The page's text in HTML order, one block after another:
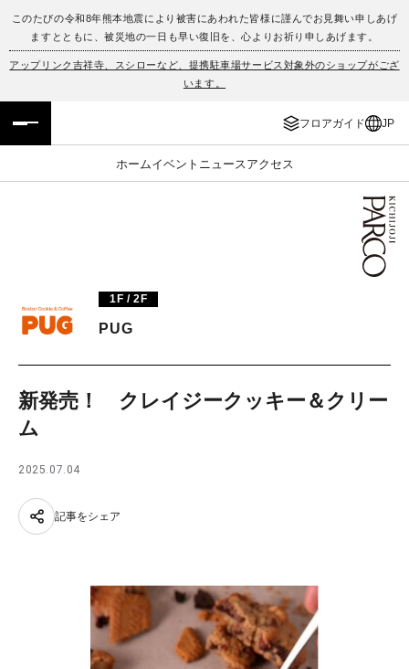
このたびの令和8年熊本地震により被害にあわれた皆様に謹んでお見舞い申しあげ
ますとともに、被災地の一日も早い復旧を、心よりお祈り申しあげます。
アップリンク吉祥寺、スシローなど、提携駐車場サービス対象外のショップがござ
います。
フロアガイド JP
ホームイベント ニュース アクセス
フロアガイド
イベント・ポップアップ
ニュース
PARCOメンバーズ
ENGLISH
簡体字
한국어
1F / 2F
PUG
新発売！ クレイジークッキー＆クリー
ム
2025.07.04
記事をシェア